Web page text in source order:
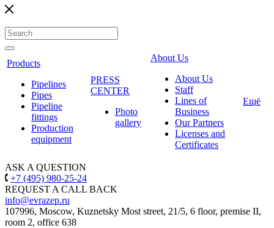
Products
Pipelines
Pipes
Pipeline
fittings
Production
equipment
PRESS
CENTER
Photo
gallery
About Us
About Us
Staff
Lines of
Business
Our Partners
Licenses and
Certificates
Ещё
ASK A QUESTION
+7 (495) 980-25-24
REQUEST A CALL BACK
info@evrazep.ru
107996, Moscow, Kuznetsky Most street, 21/5, 6 floor, premise II,
room 2, office 638